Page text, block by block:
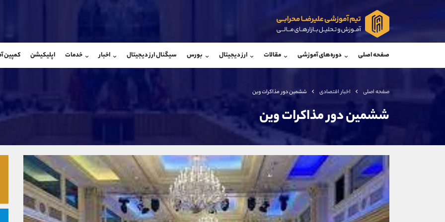
صفحه اصلی دوره‌های آموزشی مقالات ارز دیجیتال بورس سیگنال ارز دیجیتال اخبار خدمات اپلیکیشن کمپین
صفحه اصلی اخبار اقتصادی ششمین دور مذاکرات وین
ششمین دور مذاکرات وین
@Armteam_admin_por
107
تلفن
بدون پیش شماره
اینستاگرام
کانال تلگرام
کانال بله